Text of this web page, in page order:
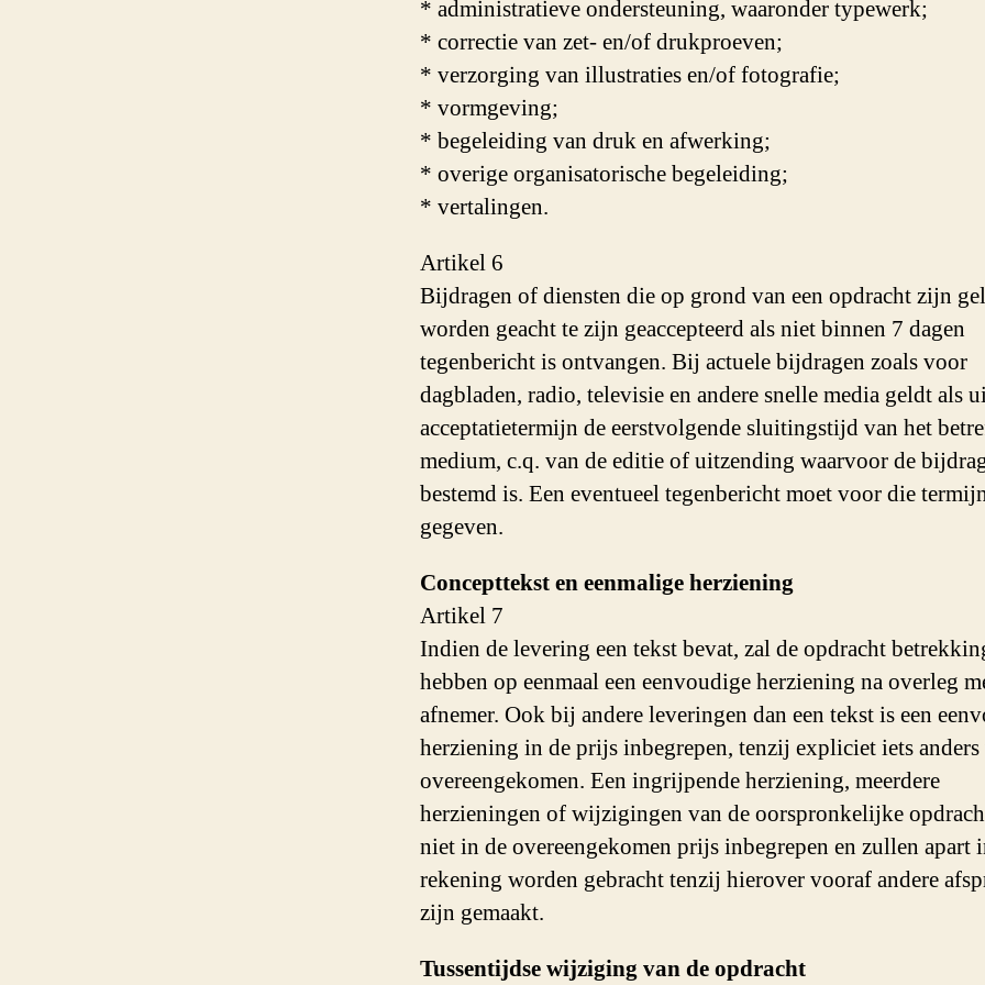
* administratieve ondersteuning, waaronder typewerk;
* correctie van zet- en/of drukproeven;
* verzorging van illustraties en/of fotografie;
* vormgeving;
* begeleiding van druk en afwerking;
* overige organisatorische begeleiding;
* vertalingen.
Artikel 6
Bijdragen of diensten die op grond van een opdracht zijn
worden geacht te zijn geaccepteerd als niet binnen 7 dagen
tegenbericht is ontvangen. Bij actuele bijdragen zoals voor
dagbladen, radio, televisie en andere snelle media geldt als
acceptatietermijn de eerstvolgende sluitingstijd van het
medium, c.q. van de editie of uitzending waarvoor de
bestemd is. Een eventueel tegenbericht moet voor die
gegeven.
Concepttekst en eenmalige herziening
Artikel 7
Indien de levering een tekst bevat, zal de opdracht
hebben op eenmaal een eenvoudige herziening na overleg
afnemer. Ook bij andere leveringen dan een tekst is een
herziening in de prijs inbegrepen, tenzij expliciet iets
overeengekomen. Een ingrijpende herziening, meerdere
herzieningen of wijzigingen van de oorspronkelijke
niet in de overeengekomen prijs inbegrepen en zullen apart
rekening worden gebracht tenzij hierover vooraf andere
zijn gemaakt.
Tussentijdse wijziging van de opdracht